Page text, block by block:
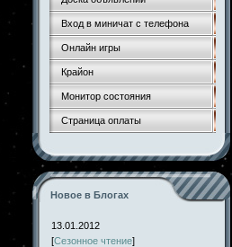
Вход в миничат с телефона
Онлайн игры
Крайон
Монитор состояния
Страница оплаты
Новое в Блогах
13.01.2012
[Сезонное чтение]